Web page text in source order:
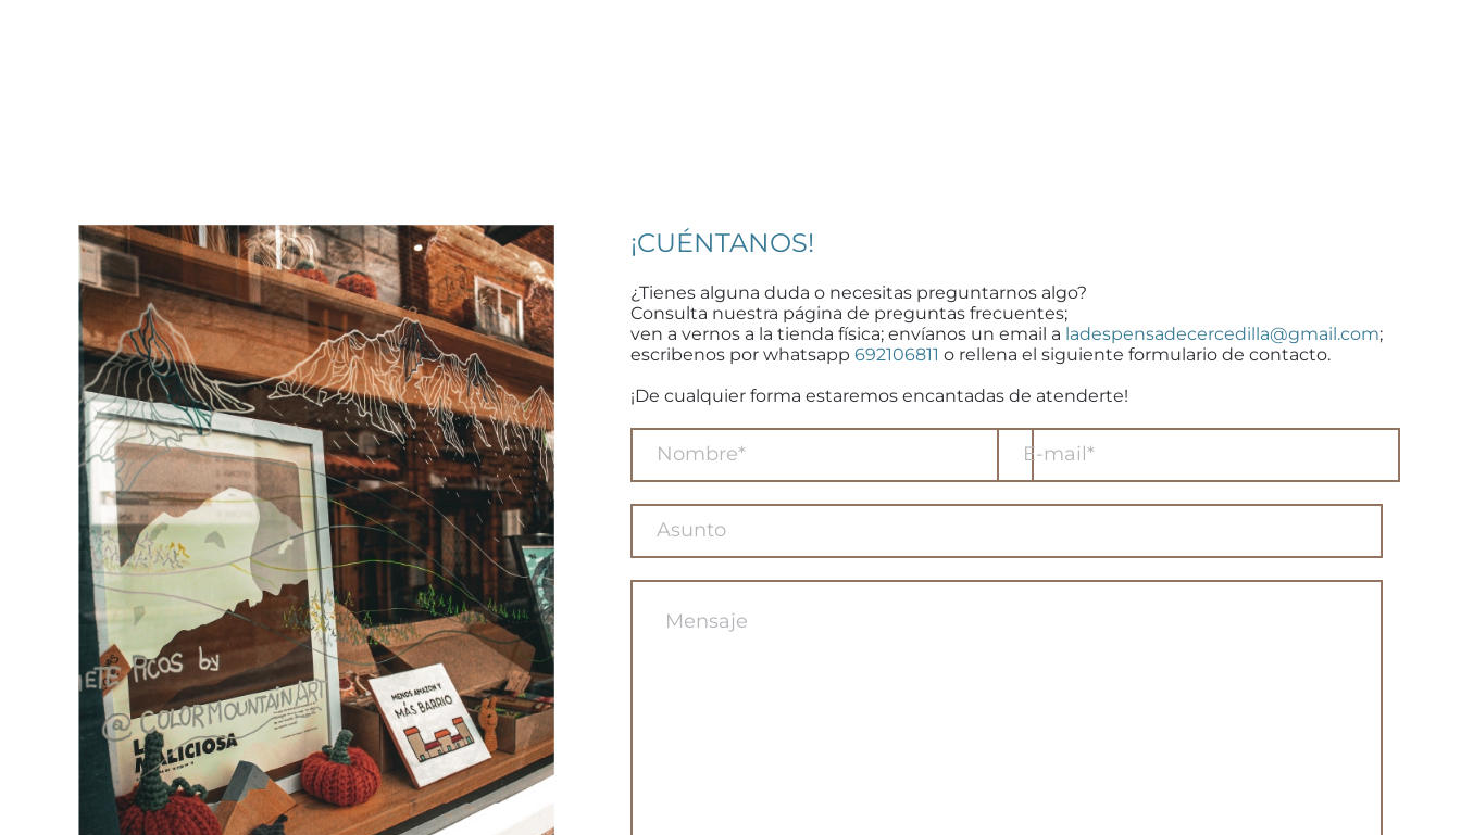
¡CUÉNTANOS!
¿Tienes alguna duda o necesitas preguntarnos algo?
Consulta nuestra página de preguntas frecuentes;
ven a vernos a la tienda física; envíanos un email a ladespensadecercedilla@gmail.com;
escribenos por whatsapp 692106811 o rellena el siguiente formulario de contacto.
¡De cualquier forma estaremos encantadas de atenderte!